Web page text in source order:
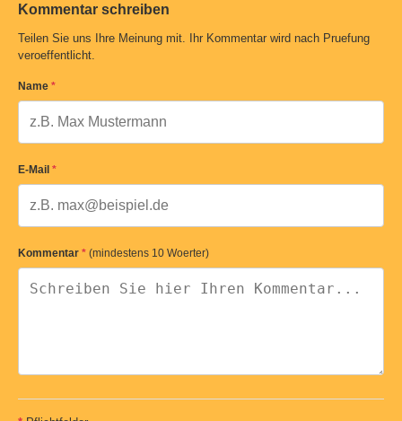
Kommentar schreiben
Teilen Sie uns Ihre Meinung mit. Ihr Kommentar wird nach Pruefung
veroeffentlicht.
Name *
E-Mail *
Kommentar * (mindestens 10 Woerter)